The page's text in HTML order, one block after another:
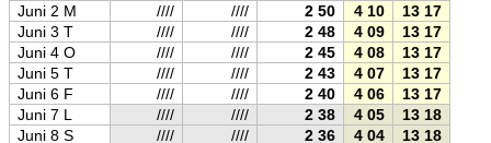
Juni 2 M
//// //// 2 50 4 10 13 17
Juni 3 T
//// //// 2 48 4 09 13 17
Juni 4 O
//// //// 2 45 4 08 13 17
Juni 5 T
//// //// 2 43 4 07 13 17
Juni 6 F
//// //// 2 40 4 06 13 17
Juni 7 L
//// //// 2 38 4 05 13 18
Juni 8 S
//// //// 2 36 4 04 13 18